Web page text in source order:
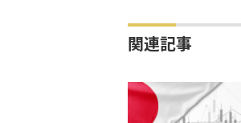
関連記事